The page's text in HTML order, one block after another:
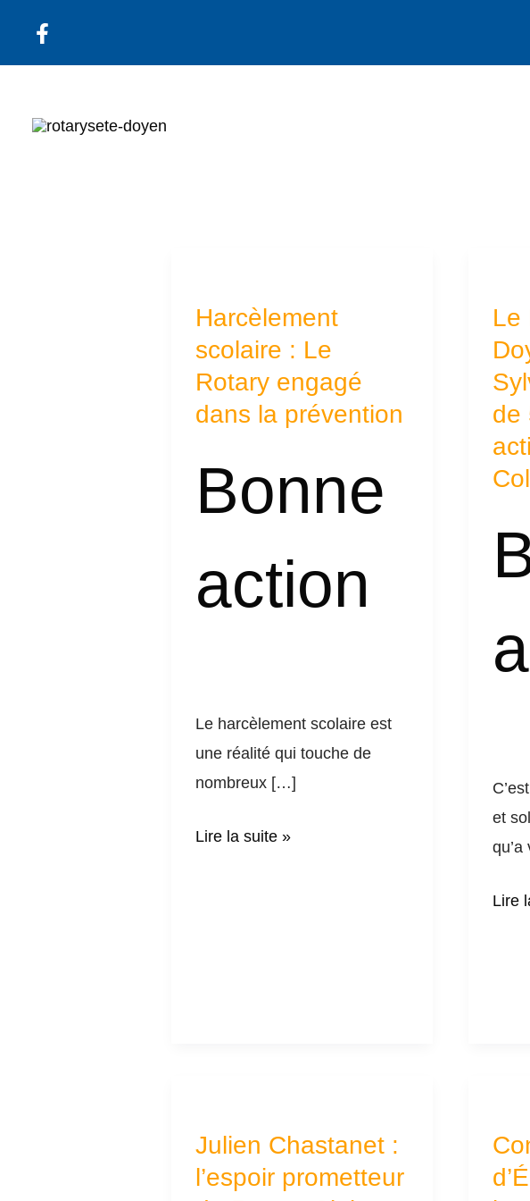
Harcèlement
scolaire : Le
Rotary engagé
dans la prévention
Bonne
action
Le harcèlement scolaire est
une réalité qui touche de
nombreux […]
Le
Rotary
engagé
la
prévention
Lire la suite »
Le
de
et
Sète
avec
un
500€
en
Lire
Julien Chastanet :
l’espoir prometteur
:
l’espoir
dans
les